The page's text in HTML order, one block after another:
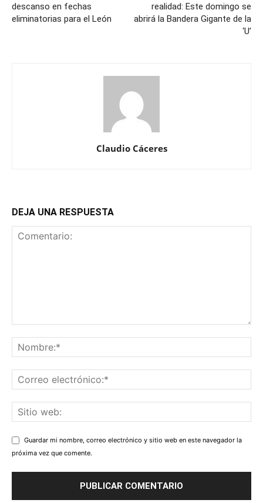
descanso en fechas
eliminatorias para el León
realidad: Este domingo se
abrirá la Bandera Gigante de la
‘U’
Claudio Cáceres
DEJA UNA RESPUESTA
Guardar mi nombre, correo electrónico y sitio web en este navegador la
próxima vez que comente.